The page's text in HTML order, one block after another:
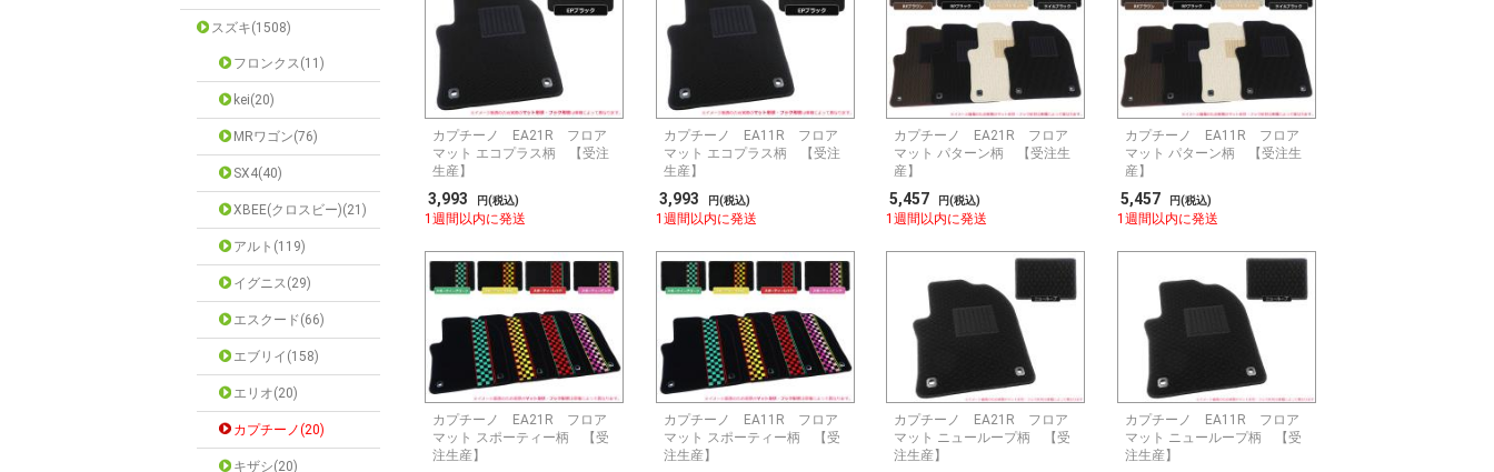
スズキ(1508)
フロンクス(11)
kei(20)
MRワゴン(76)
SX4(40)
XBEE(クロスビー)(21)
アルト(119)
イグニス(29)
エスクード(66)
エブリイ(158)
エリオ(20)
カプチーノ(20)
キザシ(20)
カプチーノ EA21R フロア
マット エコプラス柄 【受注
生産】
3,993 円(税込)
1週間以内に発送
カプチーノ EA11R フロア
マット エコプラス柄 【受注
生産】
3,993 円(税込)
1週間以内に発送
カプチーノ EA21R フロア
マット パターン柄 【受注生
産】
5,457 円(税込)
1週間以内に発送
カプチーノ EA11R フロア
マット パターン柄 【受注生
産】
5,457 円(税込)
1週間以内に発送
カプチーノ EA21R フロア
マット スポーティー柄 【受
注生産】
カプチーノ EA11R フロア
マット スポーティー柄 【受
注生産】
カプチーノ EA21R フロア
マット ニューループ柄 【受
注生産】
カプチーノ EA11R フロア
マット ニューループ柄 【受
注生産】